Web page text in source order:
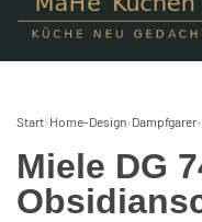
Start› Home-Design› Dampfgarer›
Miele DG